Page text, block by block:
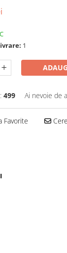
1
499 Ai nevoie de
Favorite